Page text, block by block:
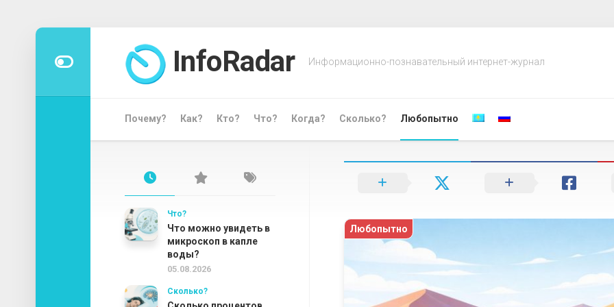
Перейти
содержанию
InfoRadar Информационно-познавательный интернет-журнал
Почему? Как? Кто? Что? Когда? Сколько? Любопытно
Любопытно
Что?
Что можно увидеть в
микроскоп в капле
воды?
05.08.2026
Сколько?